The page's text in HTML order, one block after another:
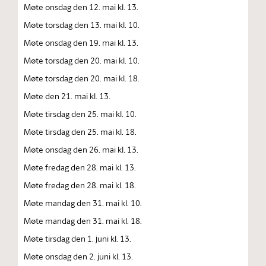
Møte onsdag den 12. mai kl. 13.
Møte torsdag den 13. mai kl. 10.
Møte onsdag den 19. mai kl. 13.
Møte torsdag den 20. mai kl. 10.
Møte torsdag den 20. mai kl. 18.
Møte den 21. mai kl. 13.
Møte tirsdag den 25. mai kl. 10.
Møte tirsdag den 25. mai kl. 18.
Møte onsdag den 26. mai kl. 13.
Møte fredag den 28. mai kl. 13.
Møte fredag den 28. mai kl. 18.
Møte mandag den 31. mai kl. 10.
Møte mandag den 31. mai kl. 18.
Møte tirsdag den 1. juni kl. 13.
Møte onsdag den 2. juni kl. 13.